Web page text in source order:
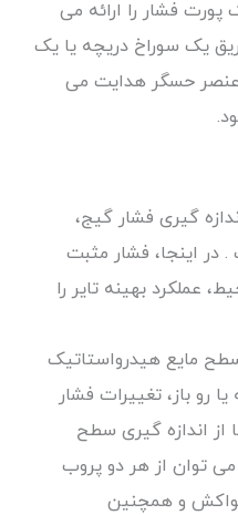
فشار را ارائه می
یک سوراخ دریچه یا یک
حسگر هدایت می
گیری فشار گیج،
در اینجا، فشار مثبت
عملکرد بهینه تایر را
مایع هیدرواستاتیک
رو باز، تغییرات فشار
از اندازه گیری سطح
توان از هر دو پروب
و همچنین